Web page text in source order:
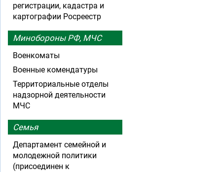
регистрации, кадастра и
картографии Росреестр
Минобороны РФ, МЧС
Военкоматы
Военные комендатуры
Территориальные отделы
надзорной деятельности
МЧС
Семья
Департамент семейной и
молодежной политики
(присоединен к